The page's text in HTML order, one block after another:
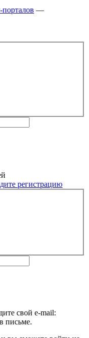
—
регистрацию
свой e-mail:
письме.